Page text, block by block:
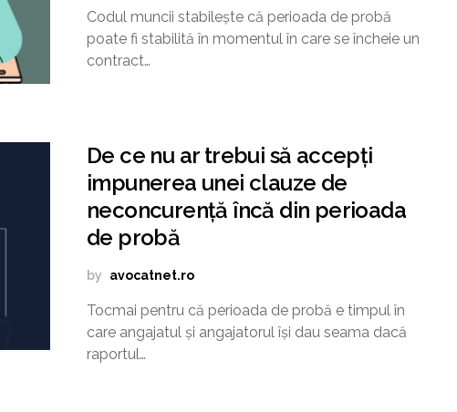
Codul muncii stabilește că perioada de probă
poate fi stabilită în momentul în care se încheie un
contract…
De ce nu ar trebui să accepți
impunerea unei clauze de
neconcurență încă din perioada
de probă
by avocatnet.ro
Tocmai pentru că perioada de probă e timpul în
care angajatul și angajatorul își dau seama dacă
raportul…